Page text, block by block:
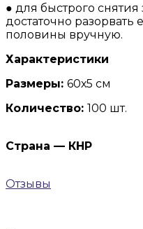
● для быстрого
достаточно
половины вручную.
Характеристики
Размеры: 60х5 см
Количество: 100 шт.
Страна — КНР
Отзывы